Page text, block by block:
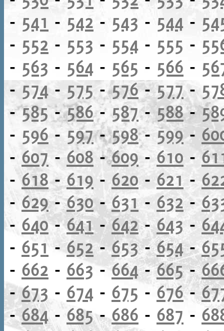
- 541 - 542 - 543 - 544 -
- 552 - 553 - 554 - 555 -
- 563 - 564 - 565 - 566 -
- 574 - 575-576-577-
-585-586- 587-588-
- 596 - 597-598- 599-
- 607- 608 -609-610 -
-618-619 - 620 - 621 -
- 629-630- 631- 632 -
- 640-641-642-643-
- 651 -652-653-654-
- 662 - 663-664-665-
-673 - 674 - 675 - 676-
-684 -685-686 - 687 -